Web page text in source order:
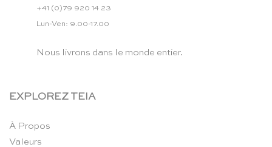
+41 (0)79 920 14 23
Lun-Ven: 9.00-17.00
Nous livrons dans le monde entier.
EXPLOREZ TEIA
À Propos
Valeurs